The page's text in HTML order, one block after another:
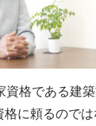
資格である建
に頼るので